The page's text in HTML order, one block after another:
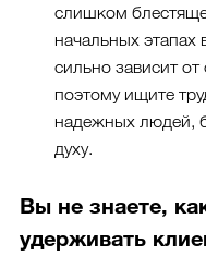
слишком
начальных этапах
сильно зависит от
поэтому ищите
надежных людей,
духу.
Вы не знаете,
удерживать